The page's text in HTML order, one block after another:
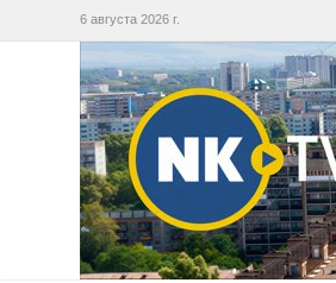
6 августа 2026 г.